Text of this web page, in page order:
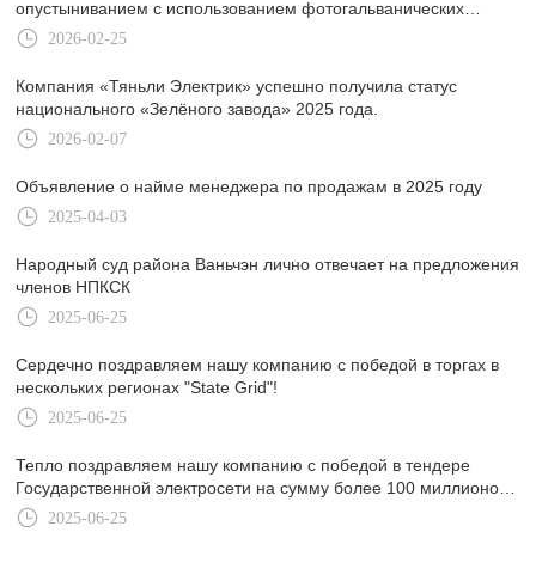
опустыниванием с использованием фотогальванических
установок в Минфэне, Синьцзян, компании China Railway
Construction успешно отправлена.
2026-02-25
Компания «Тяньли Электрик» успешно получила статус
национального «Зелёного завода» 2025 года.
2026-02-07
Объявление о найме менеджера по продажам в 2025 году
2025-04-03
Народный суд района Ваньчэн лично отвечает на предложения
членов НПКСК
2025-06-25
Сердечно поздравляем нашу компанию с победой в торгах в
нескольких регионах "State Grid"!
2025-06-25
Тепло поздравляем нашу компанию с победой в тендере
Государственной электросети на сумму более 100 миллионов
юаней в первой половине 2025 года.
2025-06-25